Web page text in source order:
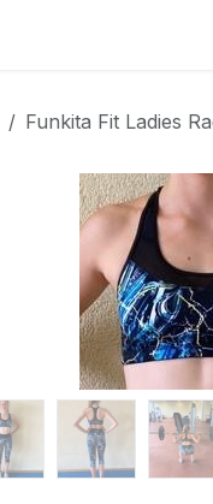
Funkita Fit Ladies